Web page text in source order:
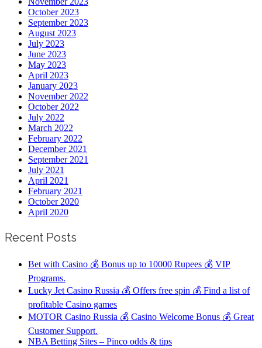
October 2023
September 2023
August 2023
July 2023
June 2023
May 2023
April 2023
January 2023
November 2022
October 2022
July 2022
March 2022
February 2022
December 2021
September 2021
July 2021
April 2021
February 2021
October 2020
April 2020
Recent Posts
Bet with Casino 💰 Bonus up to 10000 Rupees 💰 VIP
Programs.
Lucky Jet Casino Russia 💰 Offers free spin 💰 Find a list of
profitable Casino games
MOTOR Casino Russia 💰 Casino Welcome Bonus 💰 Great
Customer Support.
NBA Betting Sites – Pinco odds & tips